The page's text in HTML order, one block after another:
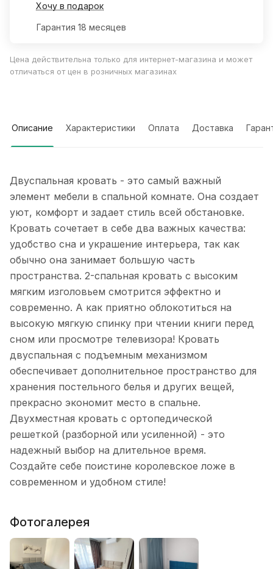
Хочу в подарок
Гарантия 18 месяцев
Цена действительна только для интернет-магазина и может
отличаться от цен в розничных магазинах
Описание Характеристики Оплата Доставка
Двуспальная кровать - это самый важный
элемент мебели в спальной комнате. Она создает
уют, комфорт и задает стиль всей обстановке.
Кровать сочетает в себе два важных качества:
удобство сна и украшение интерьера, так как
обычно она занимает большую часть
пространства. 2-спальная кровать с высоким
мягким изголовьем смотрится эффектно и
современно. А как приятно облокотиться на
высокую мягкую спинку при чтении книги перед
сном или просмотре телевизора! Кровать
двуспальная с подъемным механизмом
обеспечивает дополнительное пространство для
хранения постельного белья и других вещей,
прекрасно экономит место в спальне.
Двухместная кровать с ортопедической
решеткой (разборной или усиленной) - это
надежный выбор на длительное время.
Создайте себе поистине королевское ложе в
современном и удобном стиле!
Фотогалерея